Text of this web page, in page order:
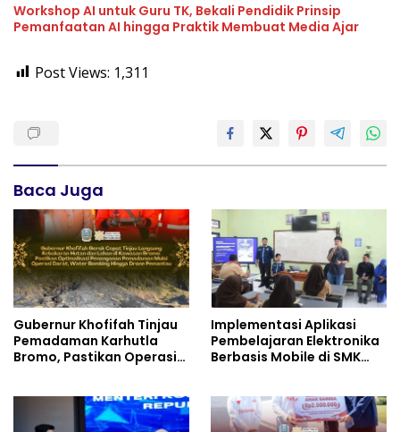
Workshop AI untuk Guru TK, Bekali Pendidik Prinsip
Pemanfaatan AI hingga Praktik Membuat Media Ajar
Post Views: 1,311
Baca Juga
Gubernur Khofifah Tinjau
Pemadaman Karhutla
Bromo, Pastikan Operasi
Implementasi Aplikasi
Pembelajaran Elektronika
Berbasis Mobile di SMK
dan Inovasi Pembelajaran